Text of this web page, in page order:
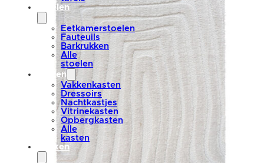
stoelen
Eetkamerstoelen
Fauteuils
Barkrukken
Alle
stoelen
kasten
Vakkenkasten
Dressoirs
Nachtkastjes
Vitrinekasten
Opbergkasten
Alle
kasten
banken